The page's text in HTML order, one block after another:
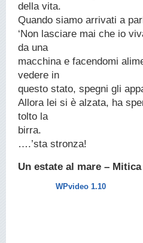
della vita.
Quando siamo arrivati a
‘Non lasciare mai che io
da una
macchina e facendomi
vedere in
questo stato, spegni gli
Allora lei si è alzata, ha
tolto la
birra.
….’sta stronza!
Un estate al mare –
WPvideo 1.10